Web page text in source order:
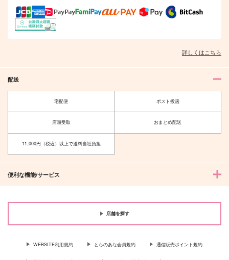
詳しくはこちら
配送
宅配便 ポスト投函
店頭受取 おまとめ配送
11,000円（税込）以上で送料当社負担
便利な機能/サービス
店舗を探す
WEBSITE利用規約 とらのあな会員規約 通信販売ポイント規約